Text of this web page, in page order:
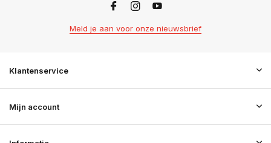
Meld je aan voor onze nieuwsbrief
Klantenservice
Mijn account